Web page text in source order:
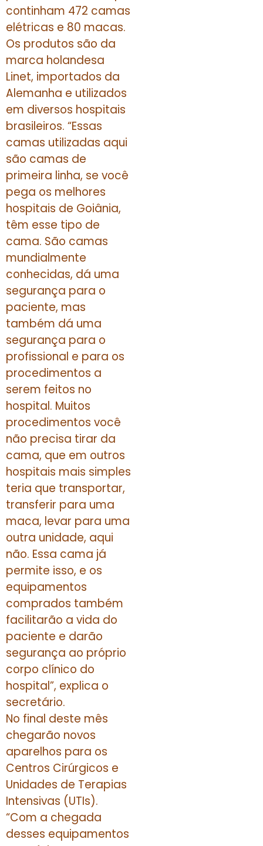
continham 472 camas
elétricas e 80 macas.
Os produtos são da
marca holandesa
Linet, importados da
Alemanha e utilizados
em diversos hospitais
brasileiros. “Essas
camas utilizadas aqui
são camas de
primeira linha, se você
pega os melhores
hospitais de Goiânia,
têm esse tipo de
cama. São camas
mundialmente
conhecidas, dá uma
segurança para o
paciente, mas
também dá uma
segurança para o
profissional e para os
procedimentos a
serem feitos no
hospital. Muitos
procedimentos você
não precisa tirar da
cama, que em outros
hospitais mais simples
teria que transportar,
transferir para uma
maca, levar para uma
outra unidade, aqui
não. Essa cama já
permite isso, e os
equipamentos
comprados também
facilitarão a vida do
paciente e darão
segurança ao próprio
corpo clínico do
hospital”, explica o
secretário.
No final deste mês
chegarão novos
aparelhos para os
Centros Cirúrgicos e
Unidades de Terapias
Intensivas (UTIs).
“Com a chegada
desses equipamentos